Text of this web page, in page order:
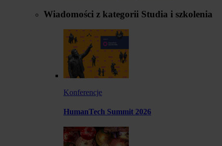
Wiadomości z kategorii Studia i szkolenia
Konferencje
HumanTech Summit 2026